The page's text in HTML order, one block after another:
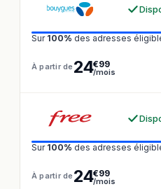
Sur 100% des adresses
À partir de 24€99
/mois
Sur 100% des adresses
À partir de 24€99
/mois